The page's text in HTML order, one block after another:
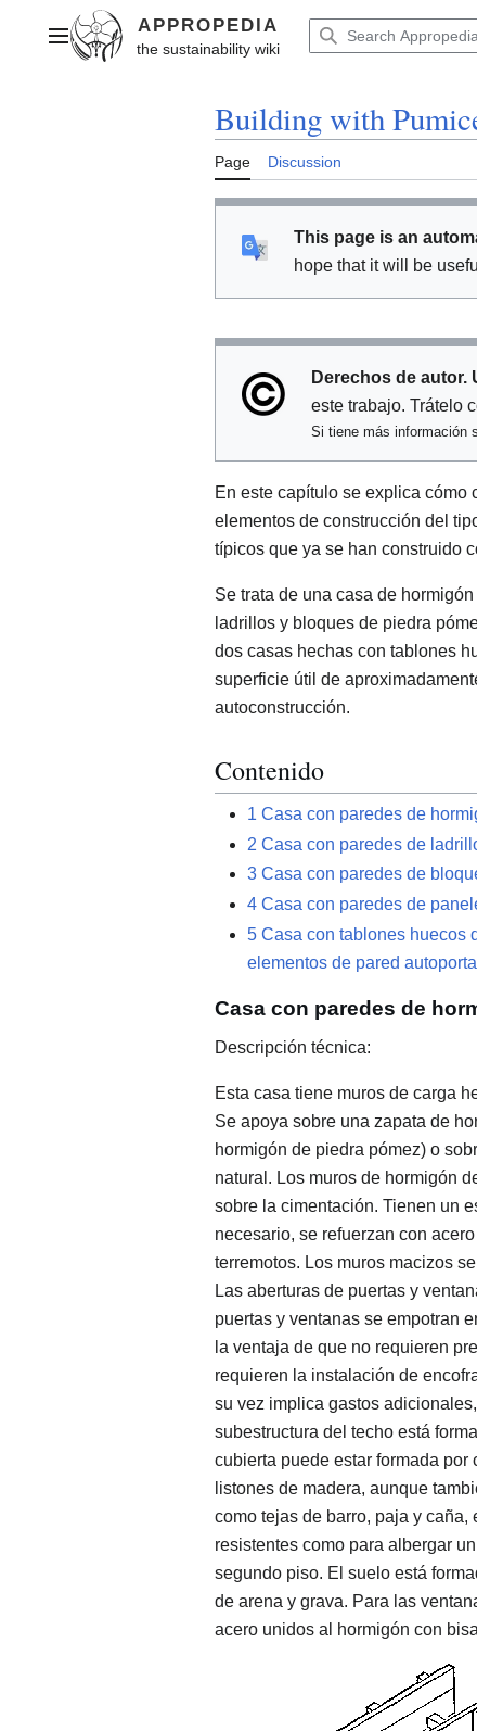
contentMain menu
Building with
Page Discussion
This page is an
hope that it will be
Derechos de autor.
este trabajo. Trátelo
Si tiene más información
En este capítulo se explica
elementos de construcción del
típicos que ya se han construido
Se trata de una casa de
ladrillos y bloques de piedra
dos casas hechas con tablones
superficie útil de
autoconstrucción.
Contenido
1 Casa con paredes de
2 Casa con paredes de
3 Casa con paredes de
4 Casa con paredes de
5 Casa con tablones huecos
elementos de pared
Casa con paredes de
Descripción técnica:
Esta casa tiene muros de carga
Se apoya sobre una zapata de
hormigón de piedra pómez) o
natural. Los muros de hormigón
sobre la cimentación. Tienen un
necesario, se refuerzan con
terremotos. Los muros macizos
Las aberturas de puertas y
puertas y ventanas se empotran
la ventaja de que no requieren
requieren la instalación de
su vez implica gastos
subestructura del techo está
cubierta puede estar formada
listones de madera, aunque
como tejas de barro, paja y
resistentes como para albergar
segundo piso. El suelo está
de arena y grava. Para las
acero unidos al hormigón con